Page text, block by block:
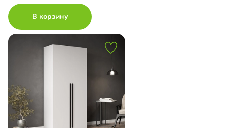
В корзину